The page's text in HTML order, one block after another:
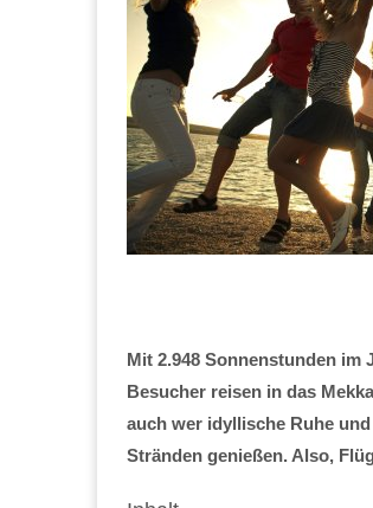
Mit 2.948 Sonnenstunden im
Besucher reisen in das
auch wer idyllische Ruhe
Stränden genießen. Also,